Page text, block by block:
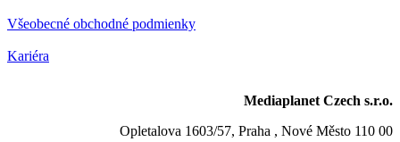
Všeobecné obchodné podmienky
Kariéra
Mediaplanet Czech s.r.o.
Opletalova 1603/57, Praha , Nové Město 110 00